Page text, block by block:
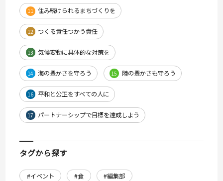
11 住み続けられるまちづくりを
12 つくる責任つかう責任
13 気候変動に具体的な対策を
14 海の豊かさを守ろう 15 陸の豊かさも守ろう
16 平和と公正をすべての人に
17 パートナーシップで目標を達成しよう
タグから探す
#イベント #食
#編集部